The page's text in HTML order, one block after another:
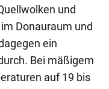
und
Donauraum und
ein
Bei mäßigem
auf 19 bis